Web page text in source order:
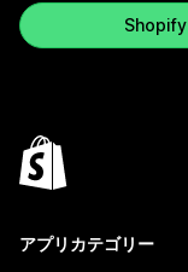
Shopify
アプリカテゴリー